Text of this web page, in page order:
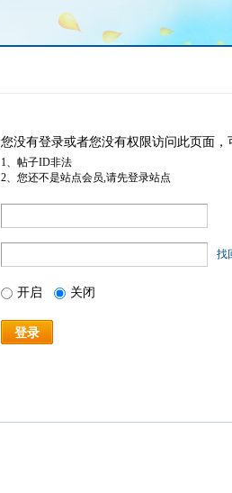
您没有登录或者您没有权限访问此页面
1、帖子ID非法
2、您还不是站点会员,请先登录站点
找
开启 关闭
登录